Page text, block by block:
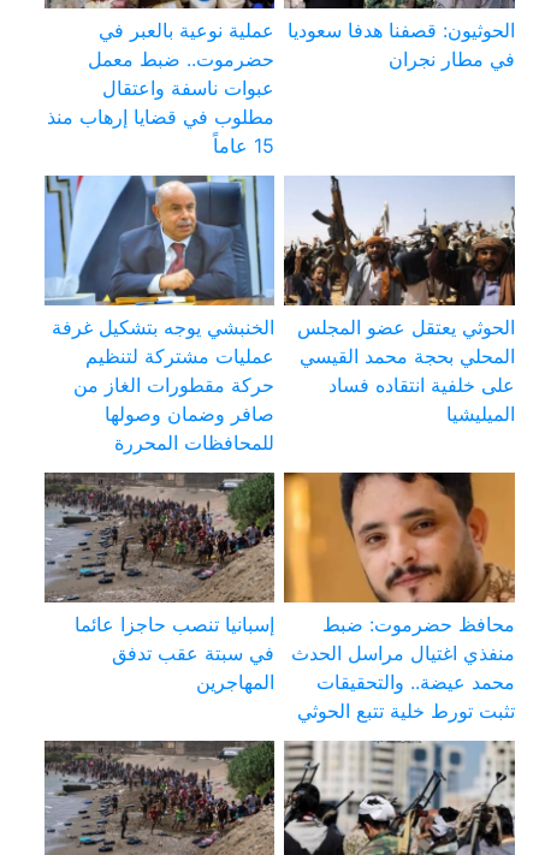
الحوثيون: قصفنا هدفا سعوديا
في مطار نجران
عملية نوعية بالعبر في
حضرموت.. ضبط معمل
عبوات ناسفة واعتقال
مطلوب في قضايا إرهاب منذ
15 عاماً
الحوثي يعتقل عضو المجلس
المحلي بحجة محمد القيسي
على خلفية انتقاده فساد
الميليشيا
الخنبشي يوجه بتشكيل غرفة
عمليات مشتركة لتنظيم
حركة مقطورات الغاز من
صافر وضمان وصولها
للمحافظات المحررة
محافظ حضرموت: ضبط
منفذي اغتيال مراسل الحدث
محمد عيضة.. والتحقيقات
تثبت تورط خلية تتبع الحوثي
إسبانيا تنصب حاجزا عائما
في سبتة عقب تدفق
المهاجرين